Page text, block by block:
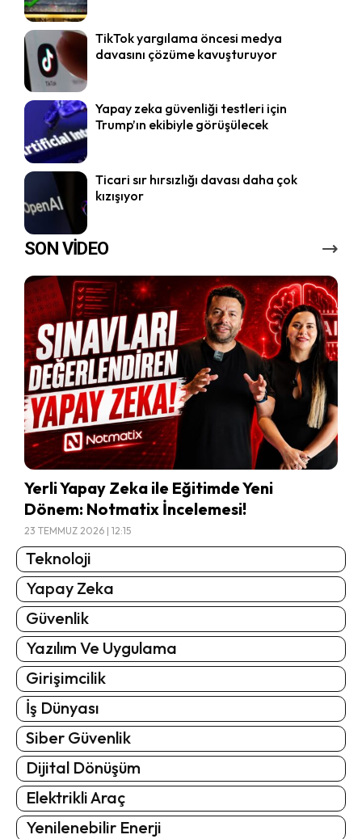
TikTok yargılama öncesi medya
davasını çözüme kavuşturuyor
Yapay zeka güvenliği testleri için
Trump’ın ekibiyle görüşülecek
Ticari sır hırsızlığı davası daha çok
kızışıyor
SON VİDEO
Yerli Yapay Zeka ile Eğitimde Yeni
Dönem: Notmatix İncelemesi!
23 TEMMUZ 2026 | 12:15
Teknoloji
Yapay Zeka
Güvenlik
Yazılım Ve Uygulama
Girişimcilik
İş Dünyası
Siber Güvenlik
Dijital Dönüşüm
Elektrikli Araç
Yenilenebilir Enerji